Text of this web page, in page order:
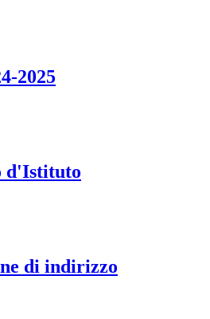
2025
d'Istituto
di indirizzo